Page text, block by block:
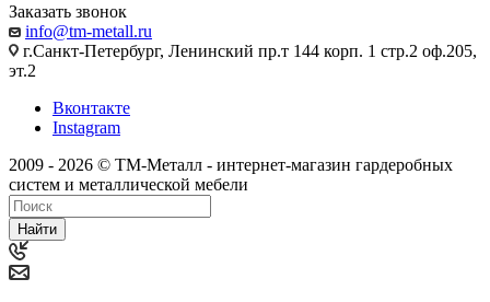
Заказать звонок
info@tm-metall.ru
г.Санкт-Петербург, Ленинский пр.т 144 корп. 1 стр.2 оф.205,
эт.2
Вконтакте
Instagram
2009 - 2026 © ТМ-Металл - интернет-магазин гардеробных
систем и металлической мебели
Найти